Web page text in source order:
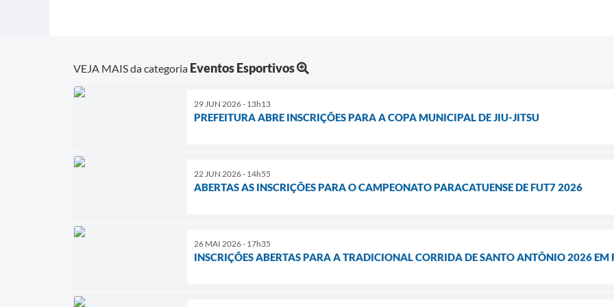
VEJA MAIS da categoria Eventos Esportivos
29 JUN 2026 - 13h13
PREFEITURA ABRE INSCRIÇÕES PARA A COPA MUNICIPAL DE JIU-JITSU
22 JUN 2026 - 14h55
ABERTAS AS INSCRIÇÕES PARA O CAMPEONATO PARACATUENSE DE FUT7 2026
26 MAI 2026 - 17h35
INSCRIÇÕES ABERTAS PARA A TRADICIONAL CORRIDA DE SANTO ANTÔNIO 2026 EM